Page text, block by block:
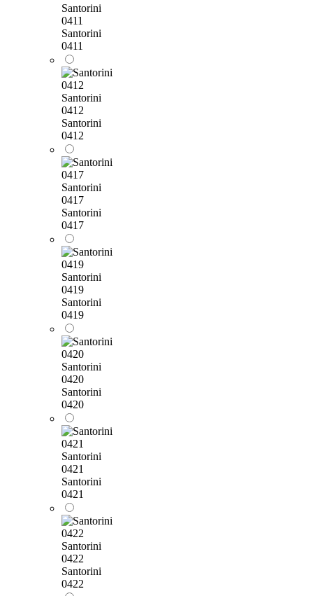
Santorini
0411
Santorini
0411
Santorini
0412
Santorini
0412
Santorini
0417
Santorini
0417
Santorini
0419
Santorini
0419
Santorini
0420
Santorini
0420
Santorini
0421
Santorini
0421
Santorini
0422
Santorini
0422